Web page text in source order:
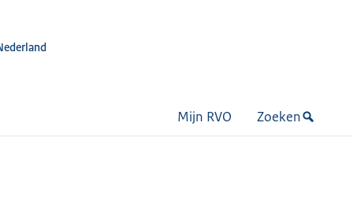
Mijn RVO Zoeken